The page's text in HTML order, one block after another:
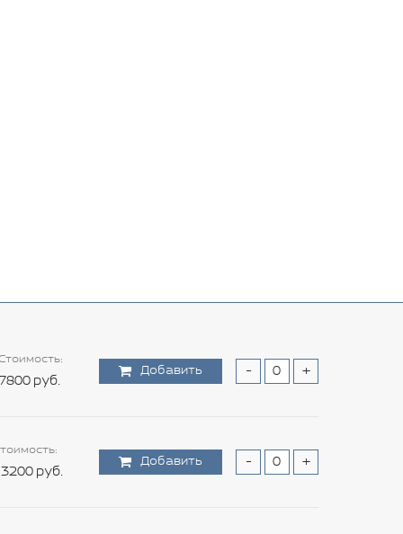
руб.
Добавить - +
руб.
Добавить - +